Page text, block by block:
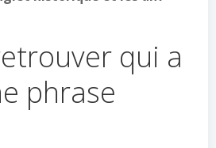
qui a
phrase